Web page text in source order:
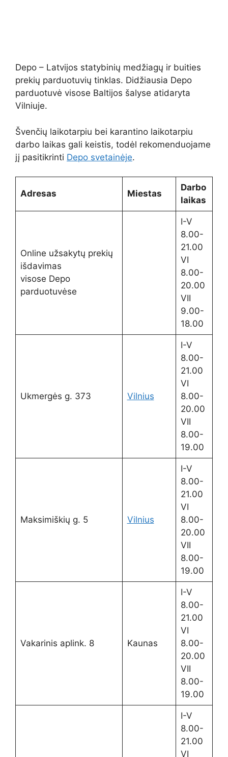
Depo – Latvijos statybinių medžiagų ir buities
prekių parduotuvių tinklas. Didžiausia Depo
parduotuvė visose Baltijos šalyse atidaryta
Vilniuje.
Švenčių laikotarpiu bei karantino laikotarpiu
darbo laikas gali keistis, todėl rekomenduojame
jį pasitikrinti Depo svetainėje.
Adresas Miestas
Darbo
laikas
Online užsakytų prekių
išdavimas
visose Depo
parduotuvėse
I-V
8.00-
21.00
VI
8.00-
20.00
VII
9.00-
18.00
Ukmergės g. 373 Vilnius
I-V
8.00-
21.00
VI
8.00-
20.00
VII
8.00-
19.00
Maksimiškių g. 5 Vilnius
I-V
8.00-
21.00
VI
8.00-
20.00
VII
8.00-
19.00
Vakarinis aplink. 8 Kaunas
I-V
8.00-
21.00
VI
8.00-
20.00
VII
8.00-
19.00
I-V
8.00-
21.00
VI